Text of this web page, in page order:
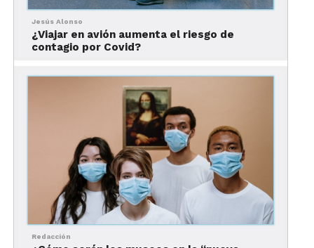
Si decides nadar en la alberca del hotel, no olvides las medidas de sanidad
recomendadas.
Jesús Alonso
¿Viajar en avión aumenta el riesgo de
contagio por Covid?
Redacción